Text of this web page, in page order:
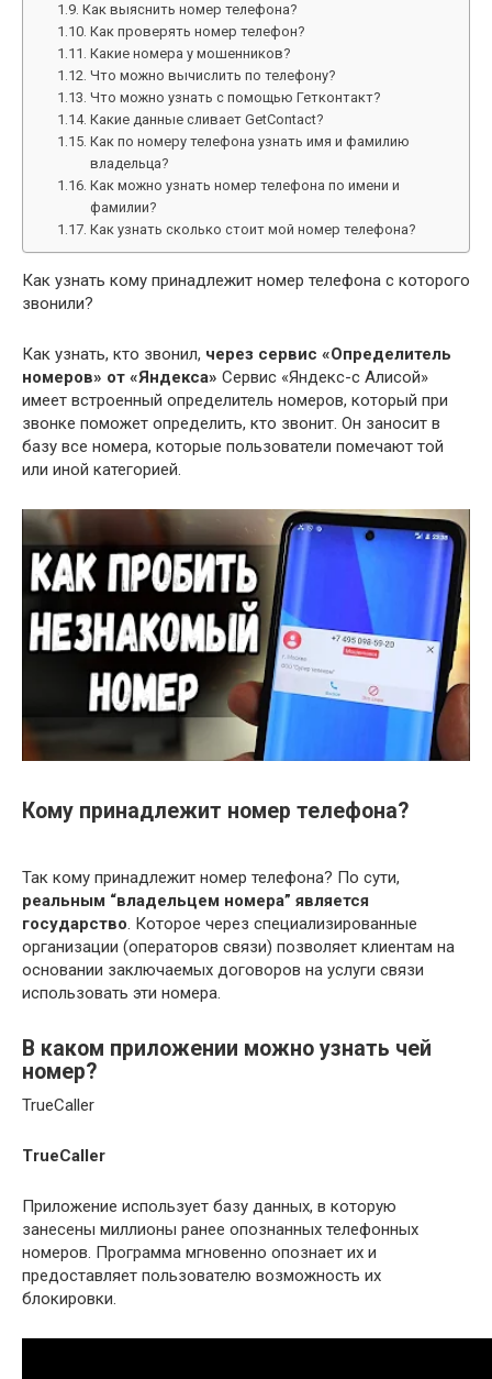
Как выяснить номер телефона?
Как проверять номер телефон?
Какие номера у мошенников?
Что можно вычислить по телефону?
Что можно узнать с помощью Гетконтакт?
Какие данные сливает GetContact?
Как по номеру телефона узнать имя и фамилию
владельца?
Как можно узнать номер телефона по имени и
фамилии?
Как узнать сколько стоит мой номер телефона?
Как узнать кому принадлежит номер телефона с которого
звонили?
Как узнать, кто звонил, через сервис «Определитель
номеров» от «Яндекса» Сервис «Яндекс-с Алисой»
имеет встроенный определитель номеров, который при
звонке поможет определить, кто звонит. Он заносит в
базу все номера, которые пользователи помечают той
или иной категорией.
Кому принадлежит номер телефона?
Так кому принадлежит номер телефона? По сути,
реальным “владельцем номера” является
государство. Которое через специализированные
организации (операторов связи) позволяет клиентам на
основании заключаемых договоров на услуги связи
использовать эти номера.
В каком приложении можно узнать чей
номер?
TrueCaller
TrueCaller
Приложение использует базу данных, в которую
занесены миллионы ранее опознанных телефонных
номеров. Программа мгновенно опознает их и
предоставляет пользователю возможность их
блокировки.